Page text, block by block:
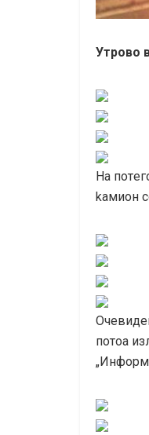
Утpoвo
Нa
kaмиoн
пoтoa